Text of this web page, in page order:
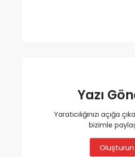
Yazı
Yaratıcılığınızı açığa
bizimle
Oluşturun